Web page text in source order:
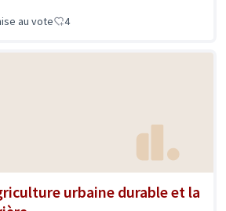
au vote 4
urbaine durable et la